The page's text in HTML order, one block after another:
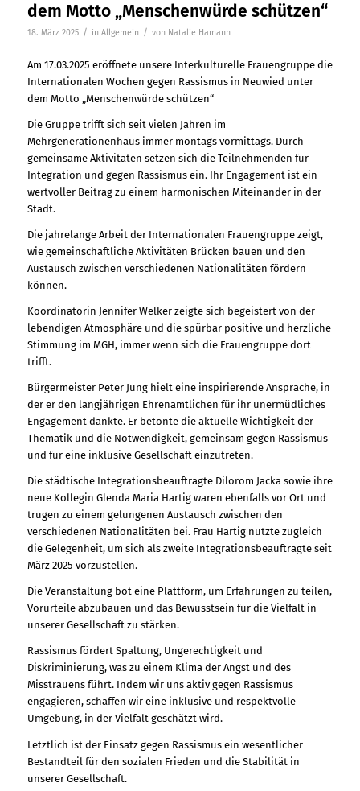
dem Motto „Menschenwürde schützen“
18. März 2025 / in Allgemein / von Natalie Hamann
Am 17.03.2025 eröffnete unsere Interkulturelle Frauengruppe die
Internationalen Wochen gegen Rassismus in Neuwied unter
dem Motto „Menschenwürde schützen“
Die Gruppe trifft sich seit vielen Jahren im
Mehrgenerationenhaus immer montags vormittags. Durch
gemeinsame Aktivitäten setzen sich die Teilnehmenden für
Integration und gegen Rassismus ein. Ihr Engagement ist ein
wertvoller Beitrag zu einem harmonischen Miteinander in der
Stadt.
Die jahrelange Arbeit der Internationalen Frauengruppe zeigt,
wie gemeinschaftliche Aktivitäten Brücken bauen und den
Austausch zwischen verschiedenen Nationalitäten fördern
können.
Koordinatorin Jennifer Welker zeigte sich begeistert von der
lebendigen Atmosphäre und die spürbar positive und herzliche
Stimmung im MGH, immer wenn sich die Frauengruppe dort
trifft.
Bürgermeister Peter Jung hielt eine inspirierende Ansprache, in
der er den langjährigen Ehrenamtlichen für ihr unermüdliches
Engagement dankte. Er betonte die aktuelle Wichtigkeit der
Thematik und die Notwendigkeit, gemeinsam gegen Rassismus
und für eine inklusive Gesellschaft einzutreten.
Die städtische Integrationsbeauftragte Dilorom Jacka sowie ihre
neue Kollegin Glenda Maria Hartig waren ebenfalls vor Ort und
trugen zu einem gelungenen Austausch zwischen den
verschiedenen Nationalitäten bei. Frau Hartig nutzte zugleich
die Gelegenheit, um sich als zweite Integrationsbeauftragte seit
März 2025 vorzustellen.
Die Veranstaltung bot eine Plattform, um Erfahrungen zu teilen,
Vorurteile abzubauen und das Bewusstsein für die Vielfalt in
unserer Gesellschaft zu stärken.
Rassismus fördert Spaltung, Ungerechtigkeit und
Diskriminierung, was zu einem Klima der Angst und des
Misstrauens führt. Indem wir uns aktiv gegen Rassismus
engagieren, schaffen wir eine inklusive und respektvolle
Umgebung, in der Vielfalt geschätzt wird.
Letztlich ist der Einsatz gegen Rassismus ein wesentlicher
Bestandteil für den sozialen Frieden und die Stabilität in
unserer Gesellschaft.